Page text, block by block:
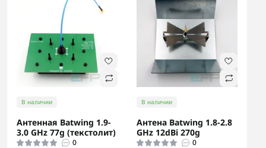
В наличии
Антенная Batwing 1.9-
3.0 GHz 77g (текстолит)
0
В наличии
Антена Batwing 1.8-2.8
GHz 12dBi 270g
0